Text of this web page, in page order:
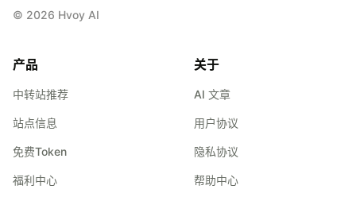
© 2026 Hvoy AI
产品
中转站推荐
站点信息
免费Token
福利中心
关于
AI 文章
用户协议
隐私协议
帮助中心